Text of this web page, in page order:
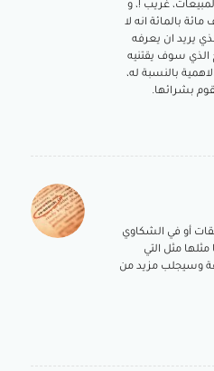
غريب !، و
بالمائة انه لا
يريد ان يعرفه
الذي سوف يقتنيه
بالنسبة له،
بشرائها.
أو في الشكاوي
مثل التي
وسيجلب مزيد من